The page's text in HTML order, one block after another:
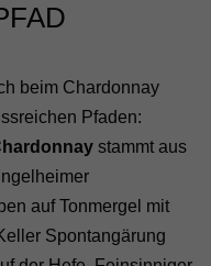
beim Chardonnay
Pfaden:
stammt aus
auf Tonmergel mit
Spontangärung